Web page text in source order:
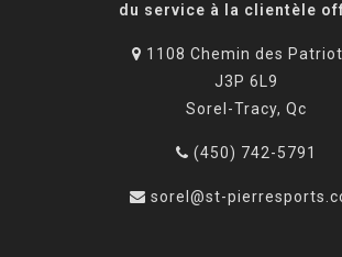
du service à la clientèle
1108 Chemin des
J3P 6L9
Sorel-Tracy, Qc
(450) 742-5791
sorel@st-